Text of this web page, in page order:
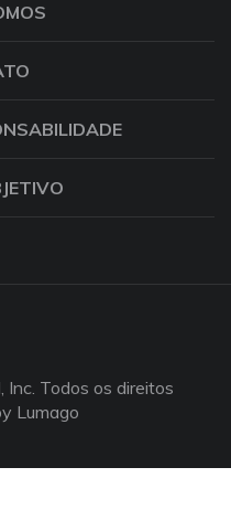
Todos os direitos
Lumago